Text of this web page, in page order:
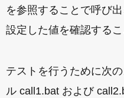
を参照することで呼び
設定した値を確認するこ
テストを行うために次
ル call1.bat および